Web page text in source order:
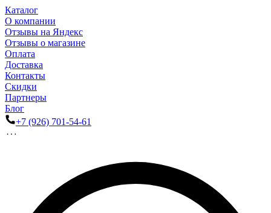
Каталог
О компании
Отзывы на Яндекс
Отзывы о магазине
Оплата
Доставка
Контакты
Скидки
Партнеры
Блог
+7 (926) 701-54-61